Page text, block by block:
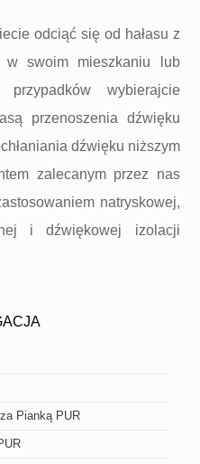
odciąć się od hałasu z
w swoim mieszkaniu lub
wybierajcie
przenoszenia dźwięku
dźwięku niższym
zalecanym przez nas
natryskowej,
i dźwiękowej izolacji
Pianką PUR